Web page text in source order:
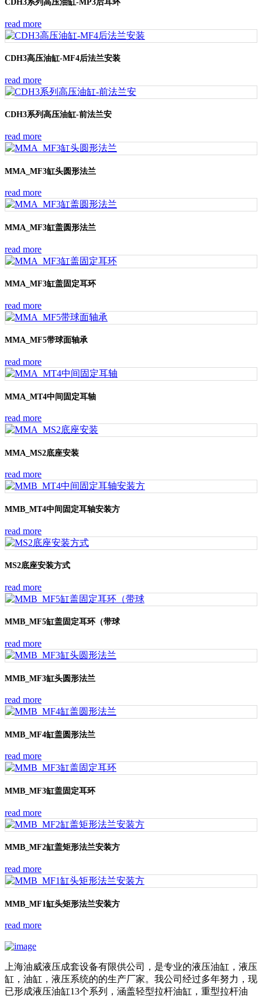
CDH3系列高压油缸-MP3后耳环
read more
CDH3高压油缸-MF4后法兰安装
read more
CDH3系列高压油缸-前法兰安
read more
MMA_MF3缸头圆形法兰
read more
MMA_MF3缸盖圆形法兰
read more
MMA_MF3缸盖固定耳环
read more
MMA_MF5带球面轴承
read more
MMA_MT4中间固定耳轴
read more
MMA_MS2底座安装
read more
MMB_MT4中间固定耳轴安装方
read more
MS2底座安装方式
read more
MMB_MF5缸盖固定耳环（带球
read more
MMB_MF3缸头圆形法兰
read more
MMB_MF4缸盖圆形法兰
read more
MMB_MF3缸盖固定耳环
read more
MMB_MF2缸盖矩形法兰安装方
read more
MMB_MF1缸头矩形法兰安装方
read more
上海油威液压成套设备有限供公司，是专业的液压油缸，液压
缸，油缸，液压系统的的生产厂家。我公司经过多年努力，现
已形成液压油缸13个系列，涵盖轻型拉杆油缸，重型拉杆油